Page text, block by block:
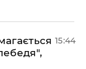
15:44